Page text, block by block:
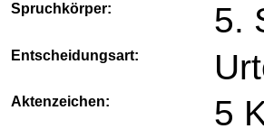
Spruchkörper: 5.
Entscheidungsart:
Aktenzeichen: 5